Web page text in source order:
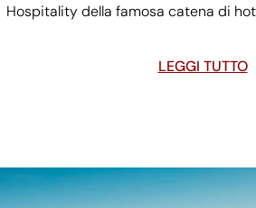
Hospitality della famosa catena di
LEGGI TUTTO